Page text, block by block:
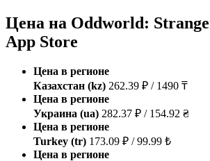
Цена на Oddworld:
App Store
Цена в регионе
Казахстан (kz) 262.39 ₽ / 1490 ₸
Цена в регионе
Украина (ua) 282.37 ₽ / 154.92 ₴
Цена в регионе
Turkey (tr) 173.09 ₽ / 99.99 ₺
Цена в регионе